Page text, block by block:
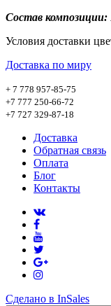
Состав композиции:
Условия доставки
Доставка по миру
+ 7 778 957-85-75
+7 777 250-66-72
+7 727 329-87-18
Доставка
Обратная связь
Оплата
Блог
Контакты
Сделано в InSales